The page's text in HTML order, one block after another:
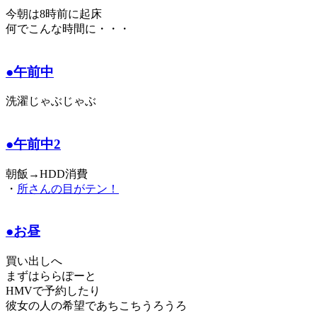
今朝は8時前に起床
何でこんな時間に・・・
●午前中
洗濯じゃぶじゃぶ
●午前中2
朝飯→HDD消費
・ 所さんの目がテン！
●お昼
買い出しへ
まずはららぽーと
HMVで予約したり
彼女の人の希望であちこちうろうろ